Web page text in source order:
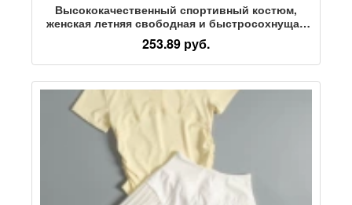
Высококачественный спортивный костюм,
женская летняя свободная и быстросохнущая
блузка без рукавов для йоги,
профессиональная одежда для тренировок в
тренажерном зале
253.89 руб.